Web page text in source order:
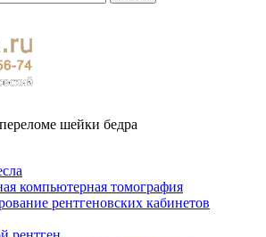
шейки бедра
компьютерная томография
рентгеновских кабинетов